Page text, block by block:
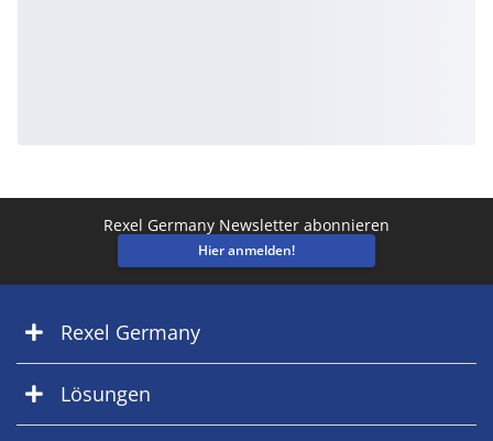
Rexel Germany Newsletter abonnieren
Hier anmelden!
Rexel Germany
Lösungen